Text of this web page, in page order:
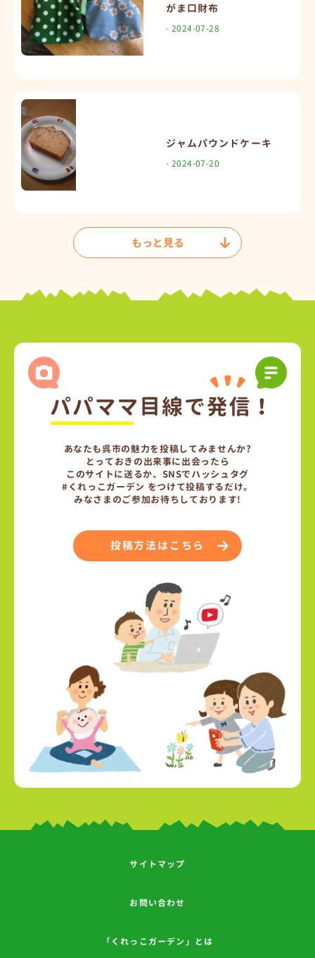
がま口財布
- 2024-07-28
ジャムパウンドケーキ
- 2024-07-20
もっと見る
あなたも呉市の魅力を投稿してみませんか?
とっておきの出来事に出会ったら
このサイトに送るか、SNSでハッシュタグ
#くれっこガーデン をつけて投稿するだけ。
みなさまのご参加お待ちしております!
投稿方法はこちら
サイトマップ
お問い合わせ
「くれっこガーデン」とは